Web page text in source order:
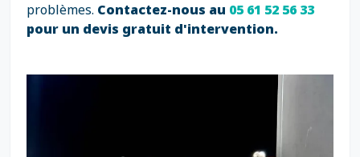
problèmes. Contactez-nous au 05 61 52 56 33
pour un devis gratuit d'intervention.